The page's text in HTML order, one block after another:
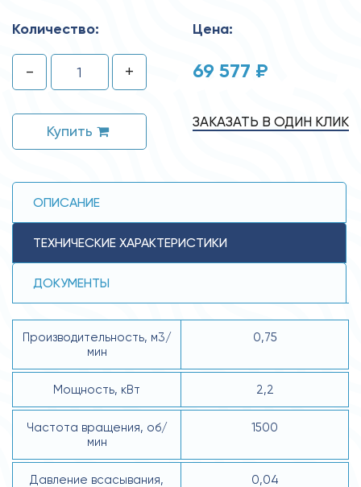
Количество:
- +
Купить
Цена:
69 577 ₽
ЗАКАЗАТЬ В ОДИН КЛИК
ОПИСАНИЕ
ТЕХНИЧЕСКИЕ ХАРАКТЕРИСТИКИ
ДОКУМЕНТЫ
Производительность, м3/
мин
0,75
Мощность, кВт 2,2
Частота вращения, об/
мин
1500
Давление всасывания,
0,04